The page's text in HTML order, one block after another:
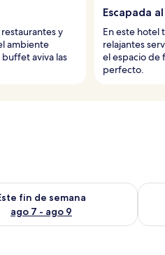
y
ambiente
aviva las
Escapada
En este hotel
relajantes
el espacio de
perfecto.
8
fin de semana
ago 7 - ago 9
disponibilidad para este fin de